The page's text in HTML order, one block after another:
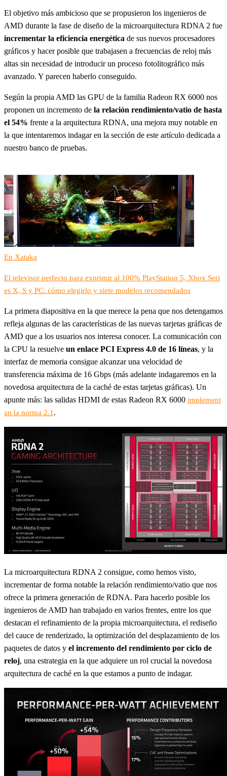
El objetivo más ambicioso que se propusieron los ingenieros de
AMD durante la fase de diseño de la microarquitectura RDNA 2 fue
incrementar la eficiencia energética de sus nuevos procesadores
gráficos y hacer posible que trabajasen a frecuencias de reloj más
altas sin necesidad de introducir un proceso fotolitográfico más
avanzado. Y parecen haberlo conseguido.
Según la propia AMD las GPU de la familia Radeon RX 6000 nos
proponen un incremento de la relación rendimiento/vatio de hasta
el 54% frente a la arquitectura RDNA, una mejora muy notable en
la que intentaremos indagar en la sección de este artículo dedicada a
nuestro banco de pruebas.
En Xataka
El televisor perfecto para exprimir al 100% PlayStation 5, Xbox Seri
es X, S y PC: cómo elegirlo y siete modelos recomendados
La primera diapositiva en la que merece la pena que nos detengamos
refleja algunas de las características de las nuevas tarjetas gráficas de
AMD que a los usuarios nos interesa conocer. La comunicación con
la CPU la resuelve un enlace PCI Express 4.0 de 16 líneas, y la
interfaz de memoria consigue alcanzar una velocidad de
transferencia máxima de 16 Gbps (más adelante indagaremos en la
novedosa arquitectura de la caché de estas tarjetas gráficas). Un
apunte más: las salidas HDMI de estas Radeon RX 6000 implement
an la norma 2.1 .
La microarquitectura RDNA 2 consigue, como hemos visto,
incrementar de forma notable la relación rendimiento/vatio que nos
ofrece la primera generación de RDNA. Para hacerlo posible los
ingenieros de AMD han trabajado en varios frentes, entre los que
destacan el refinamiento de la propia microarquitectura, el rediseño
del cauce de renderizado, la optimización del desplazamiento de los
paquetes de datos y el incremento del rendimiento por ciclo de
reloj, una estrategia en la que adquiere un rol crucial la novedosa
arquitectura de caché en la que estamos a punto de indagar.